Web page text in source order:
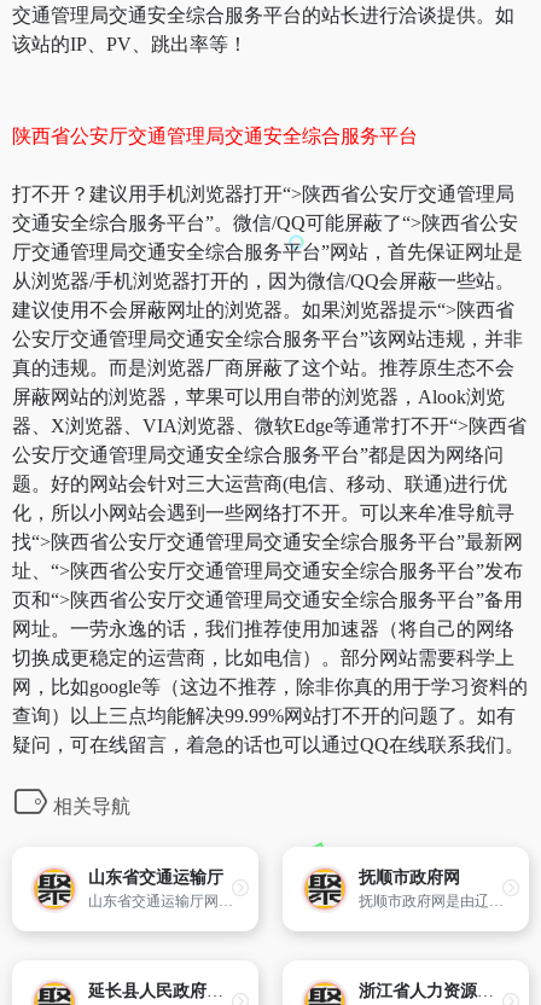
交通管理局交通安全综合服务平台的站长进行洽谈提供。如
该站的IP、PV、跳出率等！
陕西省公安厅交通管理局交通安全综合服务平台
打不开？建议用手机浏览器打开“>陕西省公安厅交通管理局
交通安全综合服务平台”。微信/QQ可能屏蔽了“>陕西省公安
厅交通管理局交通安全综合服务平台”网站，首先保证网址是
从浏览器/手机浏览器打开的，因为微信/QQ会屏蔽一些站。
建议使用不会屏蔽网址的浏览器。如果浏览器提示“>陕西省
公安厅交通管理局交通安全综合服务平台”该网站违规，并非
真的违规。而是浏览器厂商屏蔽了这个站。推荐原生态不会
屏蔽网站的浏览器，苹果可以用自带的浏览器，Alook浏览
器、X浏览器、VIA浏览器、微软Edge等通常打不开“>陕西省
公安厅交通管理局交通安全综合服务平台”都是因为网络问
题。好的网站会针对三大运营商(电信、移动、联通)进行优
化，所以小网站会遇到一些网络打不开。可以来牟准导航寻
找“>陕西省公安厅交通管理局交通安全综合服务平台”最新网
址、“>陕西省公安厅交通管理局交通安全综合服务平台”发布
页和“>陕西省公安厅交通管理局交通安全综合服务平台”备用
网址。一劳永逸的话，我们推荐使用加速器（将自己的网络
切换成更稳定的运营商，比如电信）。部分网站需要科学上
网，比如google等（这边不推荐，除非你真的用于学习资料的
查询）以上三点均能解决99.99%网站打不开的问题了。如有
疑问，可在线留言，着急的话也可以通过QQ在线联系我们。
相关导航
山东省交通运输厅
山东省交通运输厅网站内容包含交通动态、行业资讯、政务公告、招投标信息、物流公共信息平台、出行信息等,是企业和公众了解相关信息和办理相关事务的快捷通道。
抚顺市政府网
抚顺市政府网是由辽宁省抚顺市人民政府主办,抚顺市地理信息局提供技术支持的综合性门户网站,也是按照信息公开、办事服务和交流互动三大功能定位,形成以市政府门户网站为主网站,各县区、各部门、有关单位网站为子网站的政府网站群。
延长县人民政府公众信息网 浙江省人力资源和社会保障网